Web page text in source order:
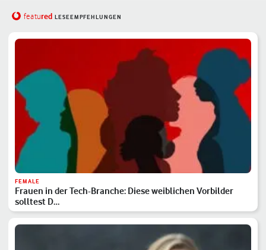
featured LESEEMPFEHLUNGEN
FEMALE
Frauen in der Tech-Branche: Diese weiblichen Vorbilder
solltest D…